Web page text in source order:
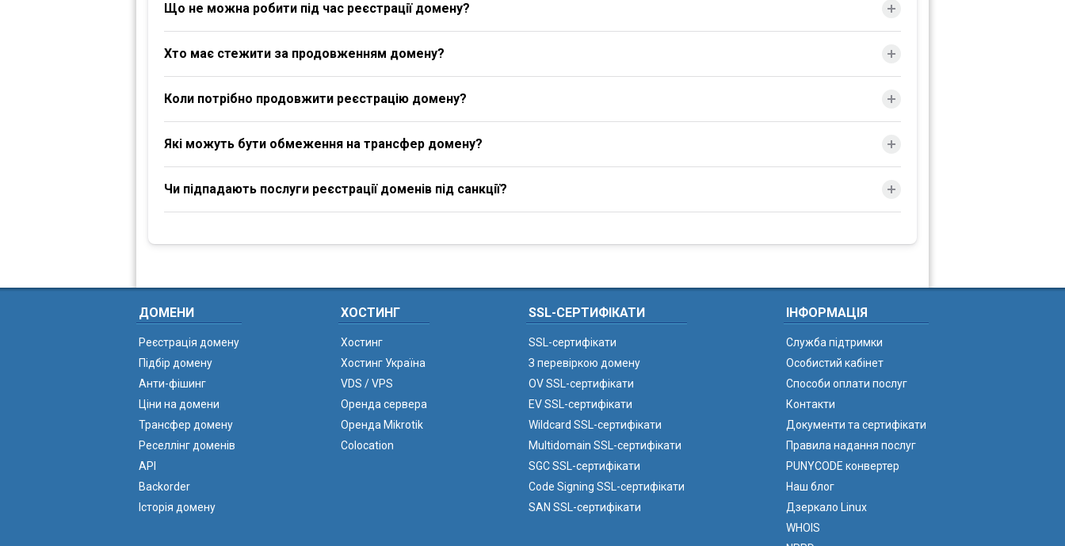
Що не можна робити під час реєстрації домену?
Хто має стежити за продовженням домену?
Коли потрібно продовжити реєстрацію домену?
Які можуть бути обмеження на трансфер домену?
Чи підпадають послуги реєстрації доменів під санкції?
ДОМЕНИ
Реєстрація домену
Підбір домену
Анти-фішинг
Ціни на домени
Трансфер домену
Реселлінг доменів
API
Backorder
Історія домену
ХОСТИНГ
Хостинг
Хостинг Україна
VDS / VPS
Оренда сервера
Оренда Mikrotik
Colocation
SSL-СЕРТИФІКАТИ
SSL-сертифікати
З перевіркою домену
OV SSL-сертифікати
EV SSL-сертифікати
Wildcard SSL-сертифікати
Multidomain SSL-сертифікати
SGC SSL-сертифікати
Code Signing SSL-сертифікати
SAN SSL-сертифікати
ІНФОРМАЦІЯ
Служба підтримки
Особистий кабінет
Способи оплати послуг
Контакти
Документи та сертифікати
Правила надання послуг
PUNYCODE конвертер
Наш блог
Дзеркало Linux
WHOIS